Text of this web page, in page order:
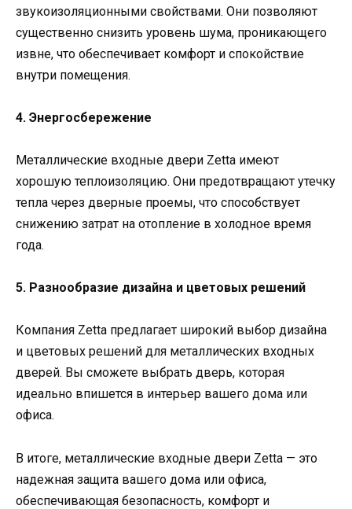
звукоизоляционными свойствами. Они позволяют
существенно снизить уровень шума, проникающего
извне, что обеспечивает комфорт и спокойствие
внутри помещения.
4. Энергосбережение
Металлические входные двери Zetta имеют
хорошую теплоизоляцию. Они предотвращают утечку
тепла через дверные проемы, что способствует
снижению затрат на отопление в холодное время
года.
5. Разнообразие дизайна и цветовых решений
Компания Zetta предлагает широкий выбор дизайна
и цветовых решений для металлических входных
дверей. Вы сможете выбрать дверь, которая
идеально впишется в интерьер вашего дома или
офиса.
В итоге, металлические входные двери Zetta — это
надежная защита вашего дома или офиса,
обеспечивающая безопасность, комфорт и